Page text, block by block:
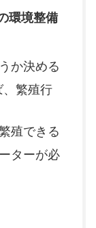
環境整備
か決める
繁殖行
殖できる
ターが必